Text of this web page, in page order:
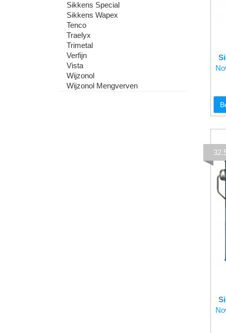
Sikkens Special
Sikkens Wapex
Tenco
Traelyx
Trimetal
Verfijn
Vista
Wijzonol
Wijzonol Mengverven